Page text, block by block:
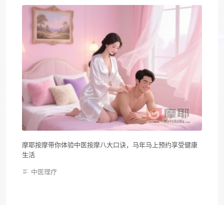
摩耶按摩带你体验中医按摩八大口诀，马年马上预约享受健康
生活
中医理疗